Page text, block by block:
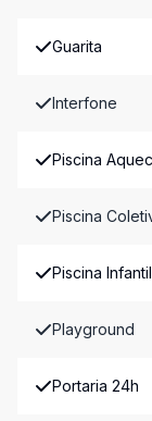
Guarita
Interfone
Piscina
Piscina
Piscina Infantil
Playground
Portaria 24h